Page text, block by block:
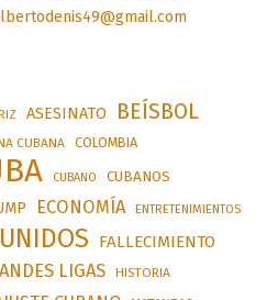
ASESINATO BEÍSBOL
CUBANA COLOMBIA
CUBANO CUBANOS
ECONOMÍA ENTRETENIMIENTOS
FALLECIMIENTO
LIGAS HISTORIA